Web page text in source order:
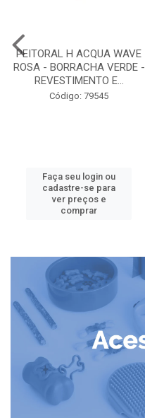
PEITORAL H ACQUA WAVE
ROSA - BORRACHA VERDE -
REVESTIMENTO E...
Código: 79545
Faça seu login ou
cadastre-se para
ver preços e
comprar